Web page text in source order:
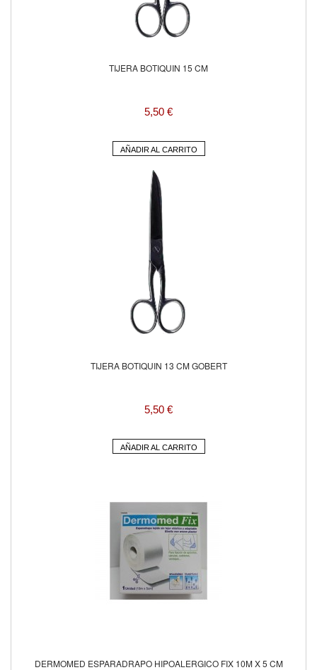
TIJERA BOTIQUIN 15 CM
5,50 €
AÑADIR AL CARRITO
TIJERA BOTIQUIN 13 CM GOBERT
5,50 €
AÑADIR AL CARRITO
DERMOMED ESPARADRAPO HIPOALERGICO FIX 10M X 5 CM